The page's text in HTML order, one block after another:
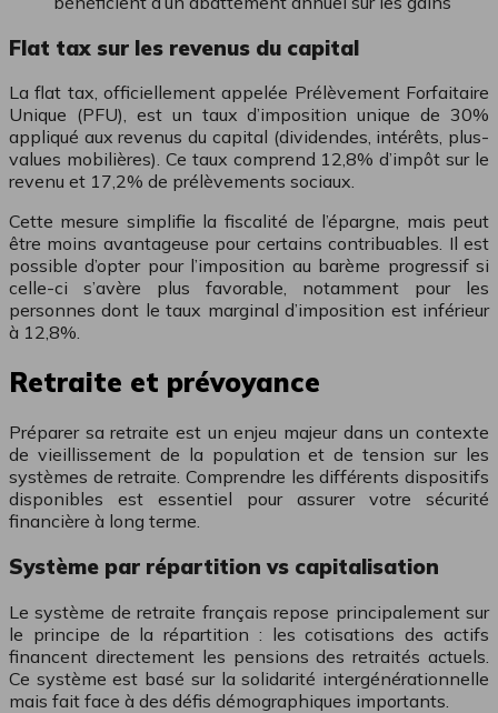
Flat tax sur les revenus du capital
La flat tax, officiellement appelée Prélèvement Forfaitaire
Unique (PFU), est un taux d’imposition unique de 30%
appliqué aux revenus du capital (dividendes, intérêts, plus-
values mobilières). Ce taux comprend 12,8% d’impôt sur le
revenu et 17,2% de prélèvements sociaux.
Cette mesure simplifie la fiscalité de l’épargne, mais peut
être moins avantageuse pour certains contribuables. Il est
possible d’opter pour l’imposition au barème progressif si
celle-ci s’avère plus favorable, notamment pour les
personnes dont le taux marginal d’imposition est inférieur
à 12,8%.
Retraite et prévoyance
Préparer sa retraite est un enjeu majeur dans un contexte
de vieillissement de la population et de tension sur les
systèmes de retraite. Comprendre les différents dispositifs
disponibles est essentiel pour assurer votre sécurité
financière à long terme.
Système par répartition vs capitalisation
Le système de retraite français repose principalement sur
le principe de la répartition : les cotisations des actifs
financent directement les pensions des retraités actuels.
Ce système est basé sur la solidarité intergénérationnelle
mais fait face à des défis démographiques importants.